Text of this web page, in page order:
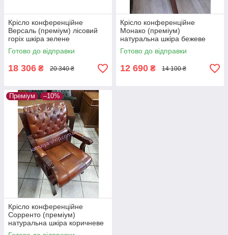
Крісло конференційне
Версаль (преміум) лісовий
горіх шкіра зелене
Готово до відправки
18 306 ₴ 20 340 ₴
Крісло конференційне
Монако (преміум)
натуральна шкіра бежеве
Готово до відправки
12 690 ₴ 14 100 ₴
Преміум –10%
Крісло конференційне
Сорренто (преміум)
натуральна шкіра коричневе